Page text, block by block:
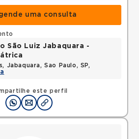
uma consulta
este perfil
São Luiz Jabaquara -
Jabaquara, Sao Paulo, SP,